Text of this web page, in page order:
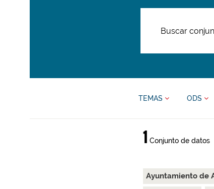
TEMAS ODS
1 Conjunto de datos
Ayuntamiento de